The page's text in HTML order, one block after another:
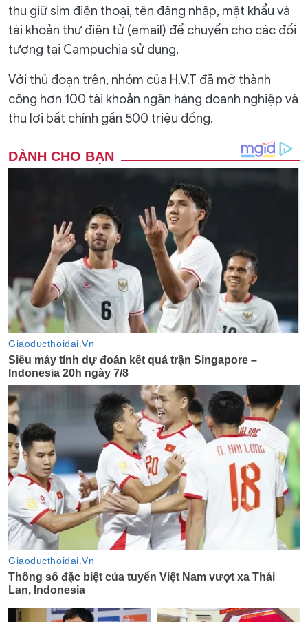
thu giữ sim điện thoại, tên đăng nhập, mật khẩu và
tài khoản thư điện tử (email) để chuyển cho các đối
tượng tại Campuchia sử dụng.
Với thủ đoạn trên, nhóm của H.V.T đã mở thành
công hơn 100 tài khoản ngân hàng doanh nghiệp và
thu lợi bất chính gần 500 triệu đồng.